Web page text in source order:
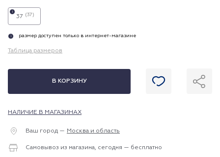
37 (37)
i
i размер доступен только в интернет-магазине
Таблица размеров
В КОРЗИНУ
НАЛИЧИЕ В МАГАЗИНАХ
Ваш город — Москва и область
Самовывоз из магазина, сегодня — бесплатно